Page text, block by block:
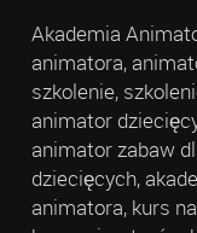
Akademia
animatora,
szkolenie,
animator
animator zabaw
dziecięcych,
animatora, kurs